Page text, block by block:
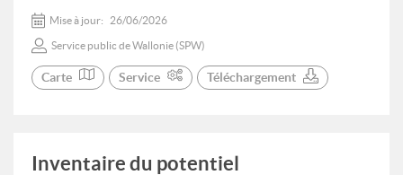
Mise à jour: 26/06/2026
Service public de Wallonie (SPW)
Carte Service Téléchargement
Inventaire du potentiel